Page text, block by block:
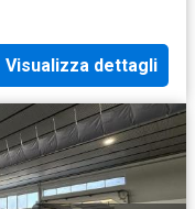
Visualizza dettagli